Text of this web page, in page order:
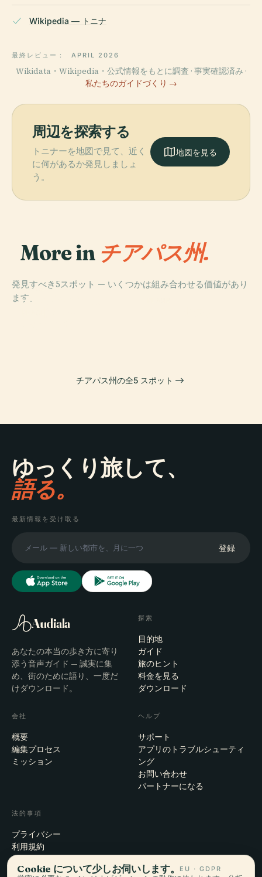
Wikipedia — トニナ
最終レビュー： APRIL 2026
Wikidata・Wikipedia・公式情報をもとに調査 · 事実確認済み ·
私たちのガイドづくり →
周辺を探索する
トニナーを地図で見て、近く
に何があるか発見しましょ
う。
地図を見る
More in チアパス州.
発見すべき5スポット — いくつかは組み合わせる価値があり
ます。
PLACE
モンテベジョ湖
チアパス州の全5 スポット
ゆっくり旅して、
語る。
最新情報を受け取る
登録
Audiala
あなたの本当の歩き方に寄り
添う音声ガイド — 誠実に集
め、街のために語り、一度だ
けダウンロード。
探索
目的地
ガイド
旅のヒント
料金を見る
ダウンロード
会社
概要
編集プロセス
ミッション
ヘルプ
サポート
アプリのトラブルシューティ
ング
お問い合わせ
パートナーになる
法的事項
プライバシー
利用規約
Cookie設定
アカウント削除
Cookie について少しお伺いします。 EU · GDPR